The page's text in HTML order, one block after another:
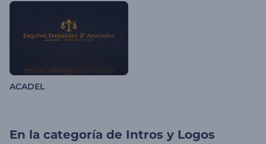
ACADEL
En la categoría de Intros y Logos